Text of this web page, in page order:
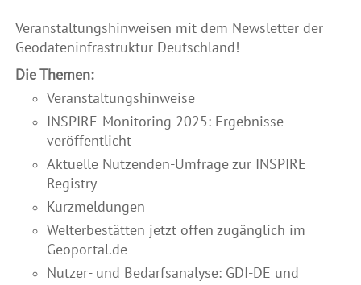
Veranstaltungshinweisen mit dem Newsletter der
Geodateninfrastruktur Deutschland!
Die Themen:
Veranstaltungshinweise
INSPIRE-Monitoring 2025: Ergebnisse
veröffentlicht
Aktuelle Nutzenden-Umfrage zur INSPIRE
Registry
Kurzmeldungen
Welterbestätten jetzt offen zugänglich im
Geoportal.de
Nutzer- und Bedarfsanalyse: GDI-DE und